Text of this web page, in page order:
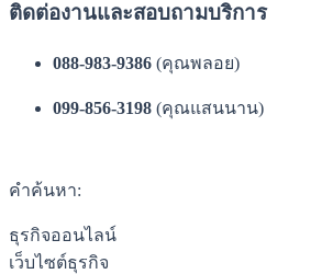
ติดต่องานและสอบถามบริการ
088-983-9386 (คุณพลอย)
099-856-3198 (คุณแสนนาน)
คำค้นหา:
ธุรกิจออนไลน์
เว็บไซต์ธุรกิจ